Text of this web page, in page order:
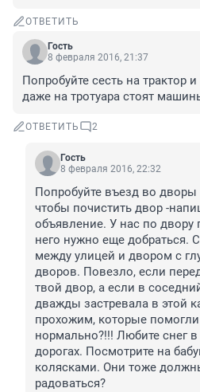
ОТВЕТИТЬ
Гость
8 февраля 2016, 21:37
Попробуйте сесть на трактор
даже на тротуара стоят
ОТВЕТИТЬ 2
Гость
8 февраля 2016, 22:32
Попробуйте въезд во дворы
чтобы почистить двор -
объявление. У нас по двору
него нужно еще добраться.
между улицей и двором с
дворов. Повезло, если
твой двор, а если в
дважды застревала в этой
прохожим, которые помогли
нормально?!!! Любите снег в
дорогах. Посмотрите на
колясками. Они тоже
радоваться?